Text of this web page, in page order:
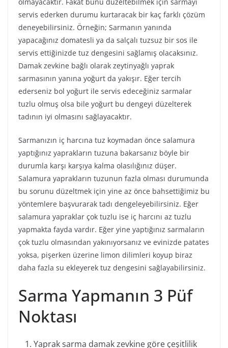
olmayacaktır. Fakat bunu düzeltebilmek için sarmayı
servis ederken durumu kurtaracak bir kaç farklı çözüm
deneyebilirsiniz. Örneğin; Sarmanın yanında
yapacağınız domatesli ya da salçalı tuzsuz bir sos ile
servis ettiğinizde tuz dengesini sağlamış olacaksınız.
Damak zevkine bağlı olarak zeytinyağlı yaprak
sarmasının yanına yoğurt da yakışır. Eğer tercih
ederseniz bol yoğurt ile servis edeceğiniz sarmalar
tuzlu olmuş olsa bile yoğurt bu dengeyi düzelterek
tadının iyi olmasını sağlayacaktır.
Sarmanızın iç harcına tuz koymadan önce salamura
yaptığınız yaprakların tuzuna bakarsanız böyle bir
durumla karşı karşıya kalma olasılığınız düşer.
Salamura yaprakların tuzunun fazla olması durumunda
bu sorunu düzeltmek için yine az önce bahsettiğimiz bu
yöntemlere başvurarak tadı dengeleyebilirsiniz. Eğer
salamura yapraklar çok tuzlu ise iç harcını az tuzlu
yapmakta fayda vardır. Eğer yine yaptığınız sarmaların
çok tuzlu olmasından yakınıyorsanız ve evinizde patates
yoksa, pişerken üzerine limon dilimleri koyup biraz
daha fazla su ekleyerek tuz dengesini sağlayabilirsiniz.
Sarma Yapmanın 3 Püf
Noktası
Yaprak sarma damak zevkine göre çeşitlilik